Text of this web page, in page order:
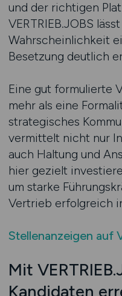
und der richtigen
VERTRIEB.JOBS
Wahrscheinlichkeit
Besetzung deutlich
Eine gut formulierte
mehr als eine
strategisches
vermittelt nicht nur
auch Haltung und
hier gezielt
um starke
Vertrieb erfolgreich
Stellenanzeigen auf
Mit
Kandidaten